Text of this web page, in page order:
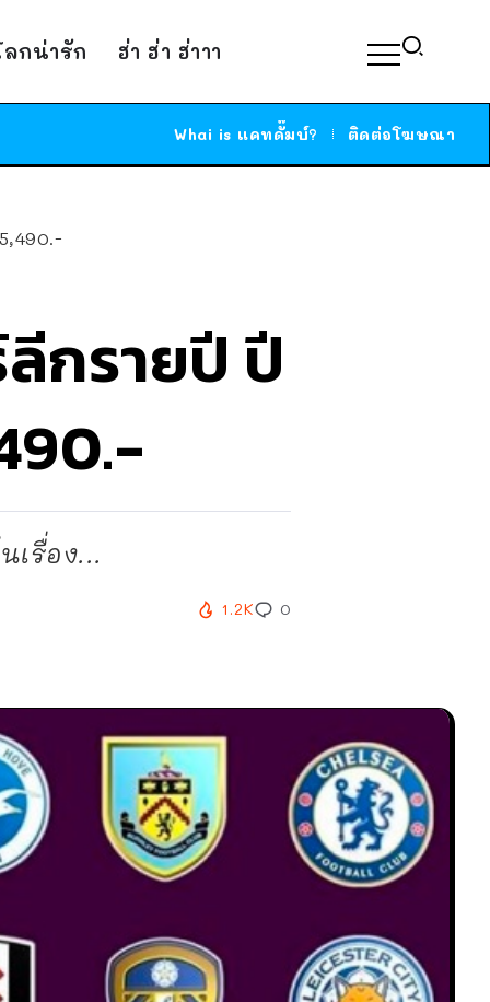
กน่ารัก ฮ่า ฮ่า ฮ่าาา
Whai is แคทดั๊มบ์? ติดต่อโฆษณา
กรายปี ปี
เรื่อง...
1.2K 0